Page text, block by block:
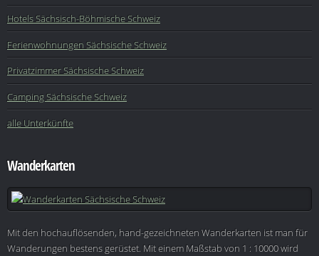
Hotels Sächsisch-Böhmische Schweiz
Ferienwohnungen Sächsische Schweiz
Privatzimmer Sächsische Schweiz
Camping Sächsische Schweiz
alle Unterkünfte
Wanderkarten
Mit den hochauflösenden, hand-gezeichneten Wanderkarten ist man für
Wanderungen bestens gerüstet. Mit einem Maßstab von 1 : 10000 wird